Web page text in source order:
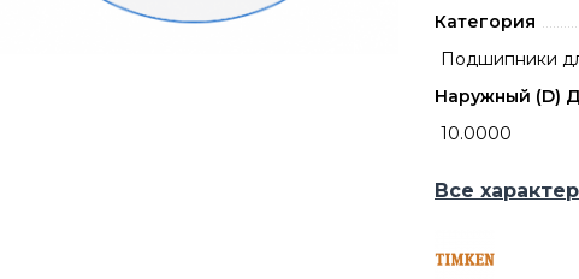
Категория
Подшипники
Наружный (D)
10.0000
Все